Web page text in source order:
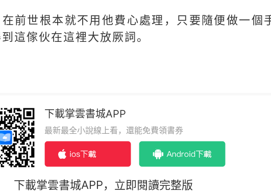
前世根本就不用他費心處理，只要隨便做一個
這傢伙在這裡大放厥詞。
下載掌雲書城APP
最新最全小說線上看，還能免費領書券
下載掌雲書城APP，立即閱讀完整版